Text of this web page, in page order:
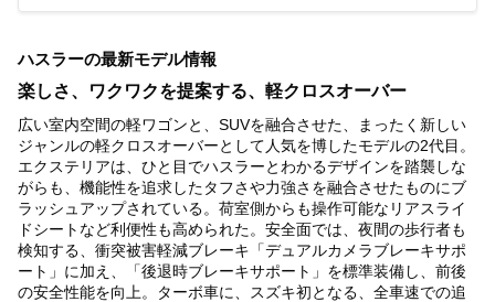
of
4
ハスラーの最新モデル情報
楽しさ、ワクワクを提案する、軽クロスオーバー
広い室内空間の軽ワゴンと、SUVを融合させた、まったく新しい
ジャンルの軽クロスオーバーとして人気を博したモデルの2代目。
エクステリアは、ひと目でハスラーとわかるデザインを踏襲しな
がらも、機能性を追求したタフさや力強さを融合させたものにブ
ラッシュアップされている。荷室側からも操作可能なリアスライ
ドシートなど利便性も高められた。安全面では、夜間の歩行者も
検知する、衝突被害軽減ブレーキ「デュアルカメラブレーキサポ
ート」に加え、「後退時ブレーキサポート」を標準装備し、前後
の安全性能を向上。ターボ車に、スズキ初となる、全車速での追